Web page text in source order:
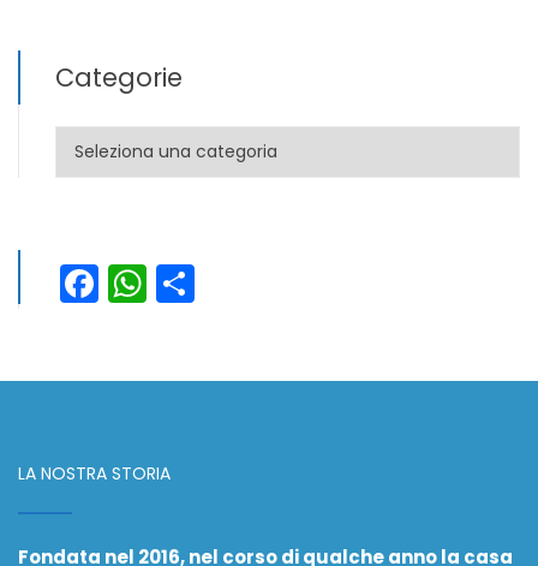
Categorie
Categorie
Facebook
WhatsApp
LA NOSTRA STORIA
Fondata nel 2016, nel corso di qualche anno la casa